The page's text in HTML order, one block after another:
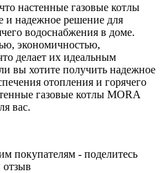
настенные газовые котлы
и надежное решение для
водоснабжения в доме.
экономичностью,
делает их идеальным
вы хотите получить надежное
отопления и горячего
газовые котлы MORA
вас.
покупателям - поделитесь
отзыв